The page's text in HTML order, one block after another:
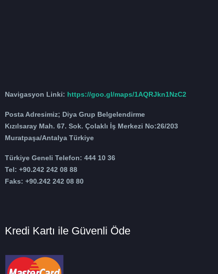
Navigasyon Linki: https://goo.gl/maps/1AQRJkn1NzC2
Posta Adresimiz; Diya Grup Belgelendirme
Kızılsaray Mah. 67. Sok. Çolaklı İş Merkezi No:26/203
Muratpaşa/Antalya Türkiye
Türkiye Geneli Telefon: 444 10 36
Tel: +90.242 242 08 88
Faks: +90.242 242 08 80
Kredi Kartı ile Güvenli Öde